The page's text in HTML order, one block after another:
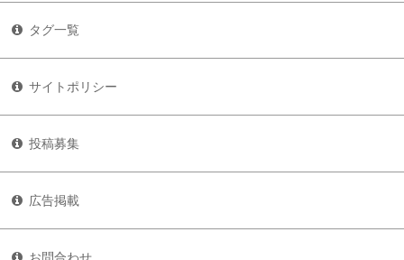
タグ一覧
サイトポリシー
投稿募集
広告掲載